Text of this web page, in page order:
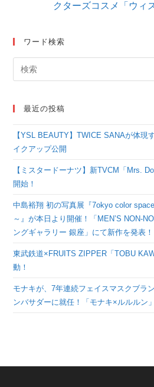
クターズコスメ「ウィ
ワード検索
最近の投稿
【YSL BEAUTY】TWICE SANAが体現
イクアップ公開
【ミスタードーナツ】新TVCM「Mrs.
開始！
中島裕翔 初の写真展『7okyo color
～』が本日より開催！「MEN’S NON-
ングギャラリー 銀座」にて新作を発表！
東武鉄道×FRUITS ZIPPER「TOBU
動！
モナキが、7年連続フェイスマスクブラ
ンバサダーに就任！「モナキ×ルルルン